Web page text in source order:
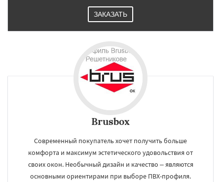
ЗАКАЗАТЬ
Brusbox
Современный покупатель хочет получить больше
комфорта и максимум эстетического удовольствия от
своих окон. Необычный дизайн и качество – являются
основными ориентирами при выборе ПВХ-профиля.